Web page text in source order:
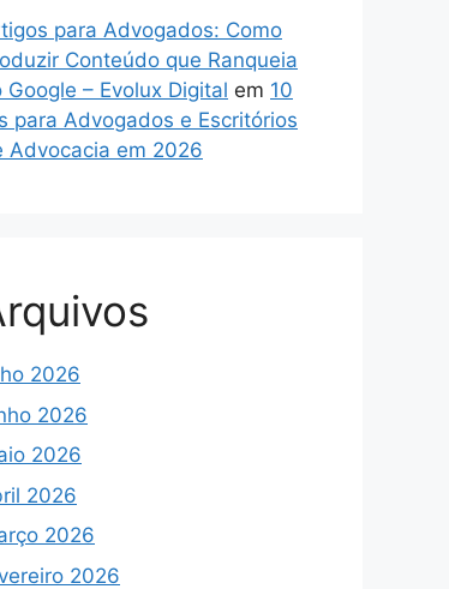
para Advogados: Como
Conteúdo que Ranqueia
Google – Evolux Digital em 10
para Advogados e Escritórios
Advocacia em 2026
2026
2026
2026
2026
2026
2026